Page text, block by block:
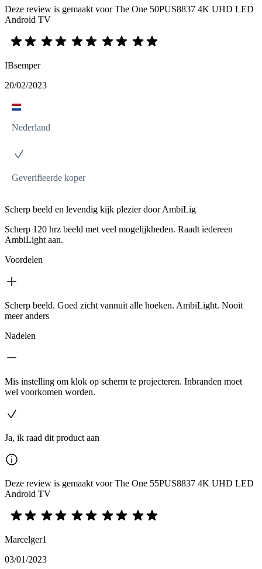
Deze review is gemaakt voor The One 50PUS8837 4K UHD LED
Android TV
IBsemper
20/02/2023
Nederland
Geverifieerde koper
Scherp beeld en levendig kijk plezier door AmbiLig
Scherp 120 hrz beeld met veel mogelijkheden. Raadt iedereen
AmbiLight aan.
Voordelen
Scherp beeld. Goed zicht vannuit alle hoeken. AmbiLight. Nooit
meer anders
Nadelen
Mis instelling om klok op scherm te projecteren. Inbranden moet
wel voorkomen worden.
Ja, ik raad dit product aan
Deze review is gemaakt voor The One 55PUS8837 4K UHD LED
Android TV
Marcelger1
03/01/2023